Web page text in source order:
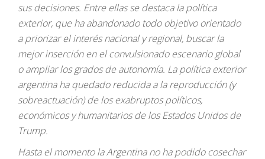
sus decisiones. Entre ellas se destaca la política
exterior, que ha abandonado todo objetivo orientado
a priorizar el interés nacional y regional, buscar la
mejor inserción en el convulsionado escenario global
o ampliar los grados de autonomía. La política exterior
argentina ha quedado reducida a la reproducción (y
sobreactuación) de los exabruptos políticos,
económicos y humanitarios de los Estados Unidos de
Trump.
Hasta el momento la Argentina no ha podido cosechar